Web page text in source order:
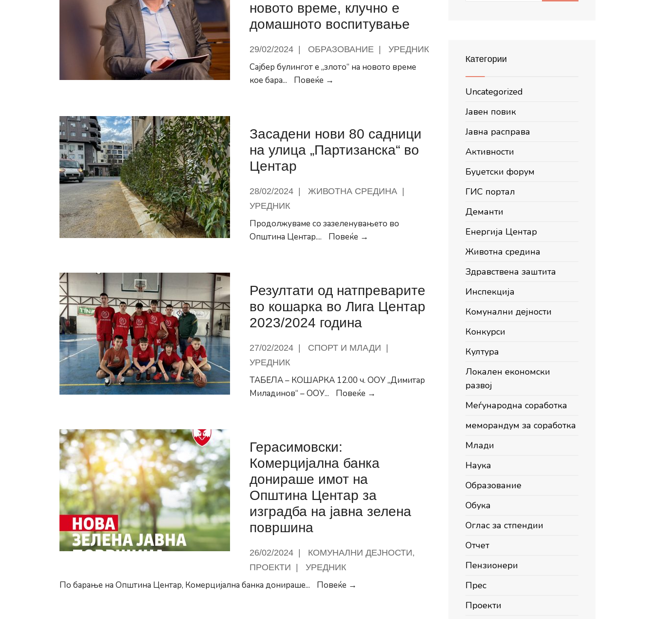
новото време, клучно е
домашното воспитување
29/02/2024 ОБРАЗОВАНИЕ УРЕДНИК
Сајбер булингот е „злото“ на новото време
кое бара... Повеќе →
„злото“
на
новото
воспитување
Засадени нови 80 садници
на улица „Партизанска“ во
Центар
28/02/2024 ЖИВОТНА СРЕДИНА
УРЕДНИК
Продолжуваме со зазеленувањето во
Општина Центар.... Повеќе →
на
улица
„Партизанска“
Центар
Резултати од натпреварите
во кошарка во Лига Центар
2023/2024 година
27/02/2024 СПОРТ И МЛАДИ
УРЕДНИК
ТАБЕЛА – КОШАРКА 12.00 ч. ООУ „Димитар
Миладинов“ – ООУ... Повеќе →
во
2023/2024
година
Герасимовски:
Комерцијална банка
донираше имот на
Општина Центар за
изградба на јавна зелена
површина
26/02/2024 КОМУНАЛНИ ДЕЈНОСТИ,
ПРОЕКТИ
УРЕДНИК
По барање на Општина Центар, Комерцијална банка донираше... Повеќе →
Категории
Uncategorized
Јавен повик
Јавна расправа
Активности
Буџетски форум
ГИС портал
Деманти
Енергија Центар
Животна средина
Здравствена заштита
Инспекција
Комунални дејности
Конкурси
Култура
Локален економски
развој
Меѓународна соработка
меморандум за соработка
Млади
Наука
Образование
Обука
Оглас за стпендии
Отчет
Пензионери
Прес
Проекти